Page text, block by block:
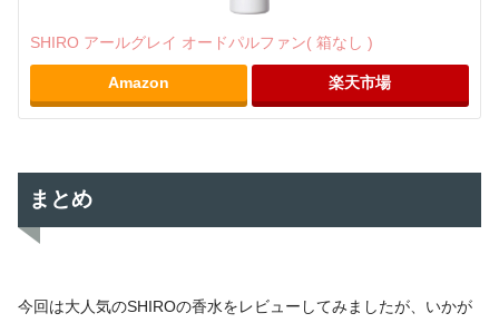
SHIRO アールグレイ オードパルファン( 箱なし )
Amazon 楽天市場
まとめ
今回は大人気のSHIROの香水をレビューしてみましたが、いかが